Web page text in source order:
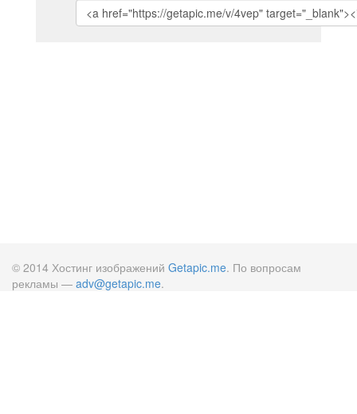
© 2014 Хостинг изображений Getapic.me. По вопросам
рекламы — adv@getapic.me.